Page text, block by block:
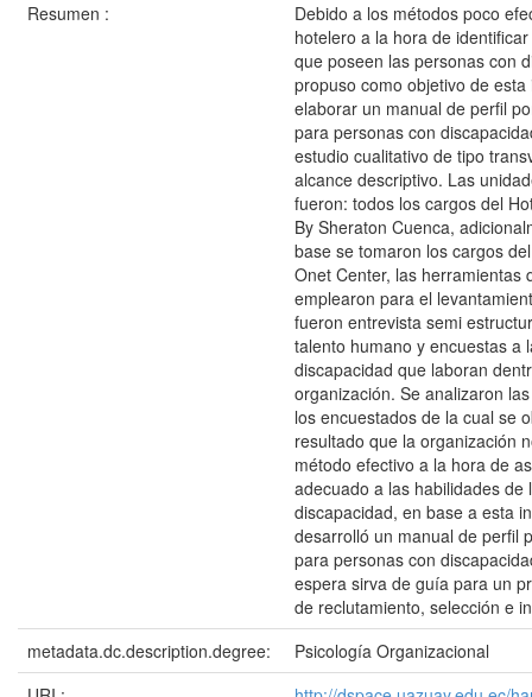
Resumen :
Debido a los métodos poco
hotelero a la hora de
que poseen las personas con
propuso como objetivo de esta
elaborar un manual de perfil
para personas con
estudio cualitativo de tipo
alcance descriptivo. Las
fueron: todos los cargos del
By Sheraton Cuenca,
base se tomaron los cargos
Onet Center, las herramientas
emplearon para el
fueron entrevista semi
talento humano y encuestas a
discapacidad que laboran
organización. Se analizaron
los encuestados de la cual se
resultado que la organización
método efectivo a la hora de
adecuado a las habilidades de
discapacidad, en base a esta
desarrolló un manual de perfil
para personas con
espera sirva de guía para un
de reclutamiento, selección e
metadata.dc.description.degree:
Psicología Organizacional